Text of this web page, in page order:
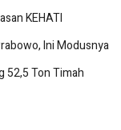
KEHATI
Ini Modusnya
52,5 Ton Timah